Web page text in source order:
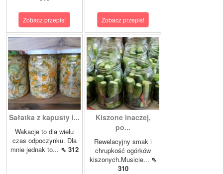
Zobacz przepis! Zobacz przepis!
Sałatka z kapusty i...
Wakacje to dla wielu
czas odpoczynku. Dla
mnie jednak to... ⇖ 312
Kiszone inaczej,
po...
Rewelacyjny smak i
chrupkość ogórków
kiszonych.Musicie... ⇖
310